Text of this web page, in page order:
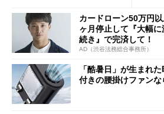
カードローン50万円
ヶ月停止して『大幅
続き』で完済して！
AD（渋谷法務総合事務所）
「酷暑日」が生まれ
付きの腰掛けファンな